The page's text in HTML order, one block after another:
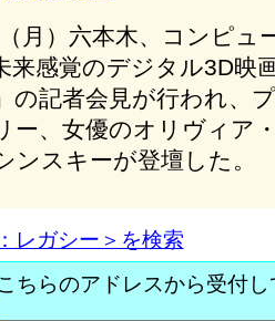
月）六本木、コンピュ
来感覚のデジタル3D映
の記者会見が行われ、
ー、女優のオリヴィア
ンスキーが登壇した。
レガシー＞を検索
ちらのアドレスから受付